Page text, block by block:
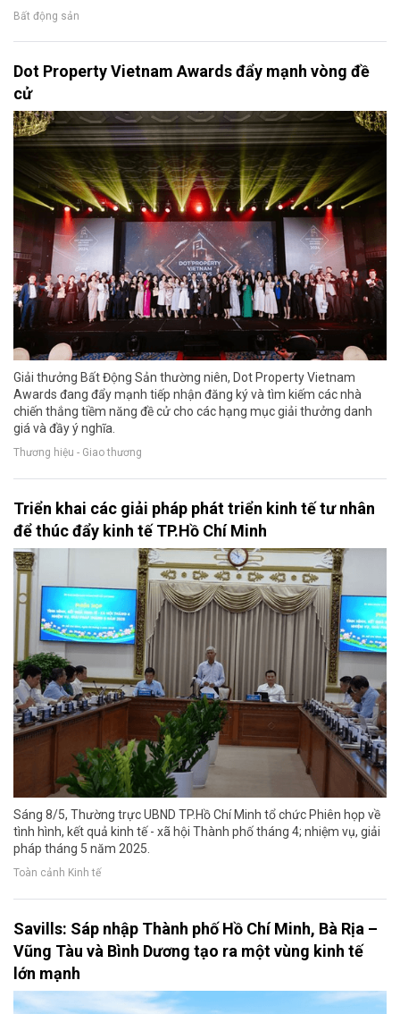
Bất động sản
Dot Property Vietnam Awards đẩy mạnh vòng đề
cử
Giải thưởng Bất Động Sản thường niên, Dot Property Vietnam
Awards đang đẩy mạnh tiếp nhận đăng ký và tìm kiếm các nhà
chiến thắng tiềm năng đề cử cho các hạng mục giải thưởng danh
giá và đầy ý nghĩa.
Thương hiệu - Giao thương
Triển khai các giải pháp phát triển kinh tế tư nhân
để thúc đẩy kinh tế TP.Hồ Chí Minh
Sáng 8/5, Thường trực UBND TP.Hồ Chí Minh tổ chức Phiên họp về
tình hình, kết quả kinh tế - xã hội Thành phố tháng 4; nhiệm vụ, giải
pháp tháng 5 năm 2025.
Toàn cảnh Kinh tế
Savills: Sáp nhập Thành phố Hồ Chí Minh, Bà Rịa –
Vũng Tàu và Bình Dương tạo ra một vùng kinh tế
lớn mạnh